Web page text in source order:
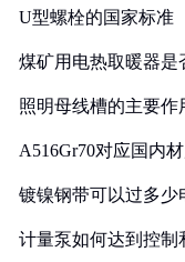
U型螺栓的国家标准
煤矿用电热取暖器是
照明母线槽的主要作
A516Gr70对应国内
镀镍钢带可以过多少
计量泵如何达到控制